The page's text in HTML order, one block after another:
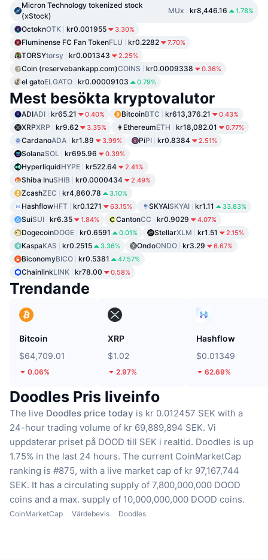
Micron Technology tokenized stock
(xStock)
MUx kr8,446.16 1.78%
OctoknOTK kr0.001955 3.30%
Fluminense FC Fan TokenFLU kr0.2282 7.70%
TORSYtorsy kr0.001343 2.25%
Coin (reservebankapp.com)COINS kr0.0009338 0.36%
el gatoELGATO kr0.00009103 0.79%
Mest besökta kryptovalutor
ADIADI kr65.21 0.40% BitcoinBTC kr613,376.21 0.43%
XRPXRP kr9.62 3.35% EthereumETH kr18,082.01 0.77%
CardanoADA kr1.89 3.99% PiPI kr0.8384 2.51%
SolanaSOL kr695.96 0.39%
HyperliquidHYPE kr522.64 2.41%
Shiba InuSHIB kr0.0000434 2.49%
ZcashZEC kr4,860.78 3.10%
HashflowHFT kr0.1271 63.15% SKYAISKYAI kr1.11 33.83%
SuiSUI kr6.35 1.84% CantonCC kr0.9029 4.07%
DogecoinDOGE kr0.6591 0.01% StellarXLM kr1.51 2.15%
KaspaKAS kr0.2515 3.36% OndoONDO kr3.29 6.67%
BiconomyBICO kr0.5381 47.57%
ChainlinkLINK kr78.00 0.58%
Trendande
Bitcoin
$64,709.01
0.06%
XRP
$1.02
2.97%
Hashflow
$0.01349
62.69%
Doodles Pris liveinfo
The live Doodles price today is kr 0.012457 SEK with a
24-hour trading volume of kr 69,889,894 SEK. Vi
uppdaterar priset på DOOD till SEK i realtid. Doodles is up
1.75% in the last 24 hours. The current CoinMarketCap
ranking is #875, with a live market cap of kr 97,167,744
SEK. It has a circulating supply of 7,800,000,000 DOOD
coins and a max. supply of 10,000,000,000 DOOD coins.
CoinMarketCap Värdebevis Doodles